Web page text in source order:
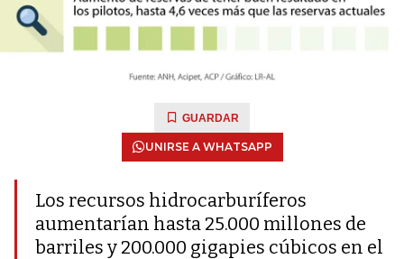
GUARDAR
UNIRSE A WHATSAPP
Los recursos hidrocarburíferos
aumentarían hasta 25.000 millones de
barriles y 200.000 gigapies cúbicos en el